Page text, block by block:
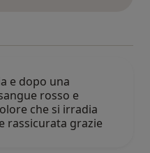
e dopo una
rosso e
che si irradia
rassicurata grazie